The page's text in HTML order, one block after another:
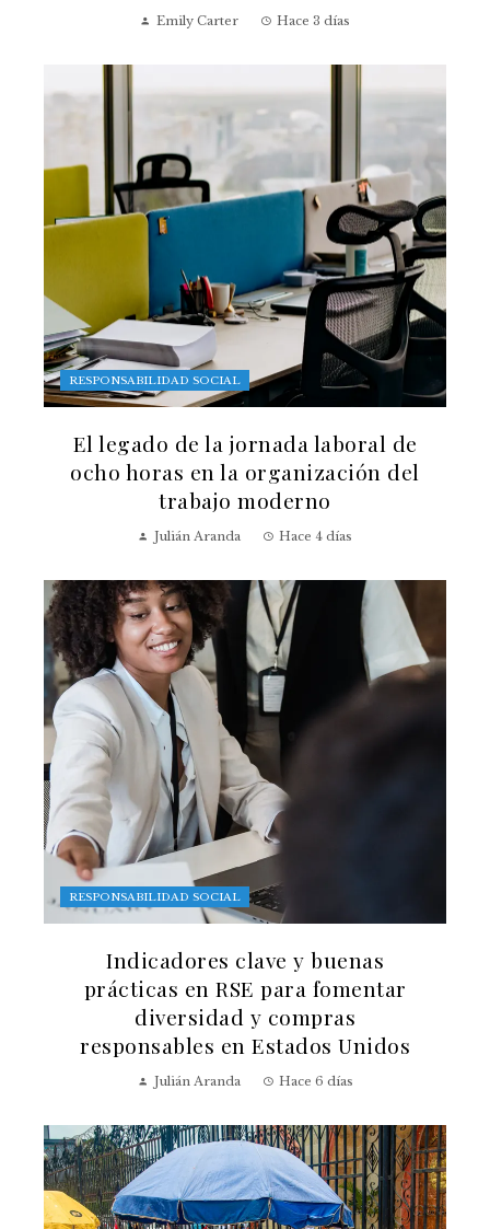
Emily Carter Hace 3 días
RESPONSABILIDAD SOCIAL
El legado de la jornada laboral de
ocho horas en la organización del
trabajo moderno
Julián Aranda Hace 4 días
RESPONSABILIDAD SOCIAL
Indicadores clave y buenas
prácticas en RSE para fomentar
diversidad y compras
responsables en Estados Unidos
Julián Aranda Hace 6 días